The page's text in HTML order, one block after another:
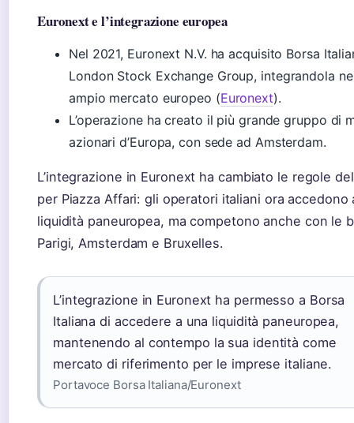
Euronext e l’integrazione europea
Nel 2021, Euronext N.V. ha acquisito Borsa
London Stock Exchange Group, integrandola
ampio mercato europeo (Euronext).
L’operazione ha creato il più grande gruppo di
azionari d’Europa, con sede ad Amsterdam.
L’integrazione in Euronext ha cambiato le regole
per Piazza Affari: gli operatori italiani ora accedono
liquidità paneuropea, ma competono anche con le
Parigi, Amsterdam e Bruxelles.
L’integrazione in Euronext ha permesso a Borsa
Italiana di accedere a una liquidità paneuropea,
mantenendo al contempo la sua identità come
mercato di riferimento per le imprese italiane.
Portavoce Borsa Italiana/Euronext